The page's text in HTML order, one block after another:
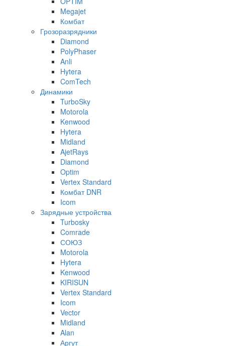
Megajet
Комбат
Грозоразрядники
Diamond
PolyPhaser
Anli
Hytera
ComTech
Динамики
TurboSky
Motorola
Kenwood
Hytera
Midland
AjetRays
Diamond
Optim
Vertex Standard
Комбат DNR
Icom
Зарядные устройства
Turbosky
Comrade
СОЮЗ
Motorola
Hytera
Kenwood
KIRISUN
Vertex Standard
Icom
Vector
Midland
Alan
Аргут